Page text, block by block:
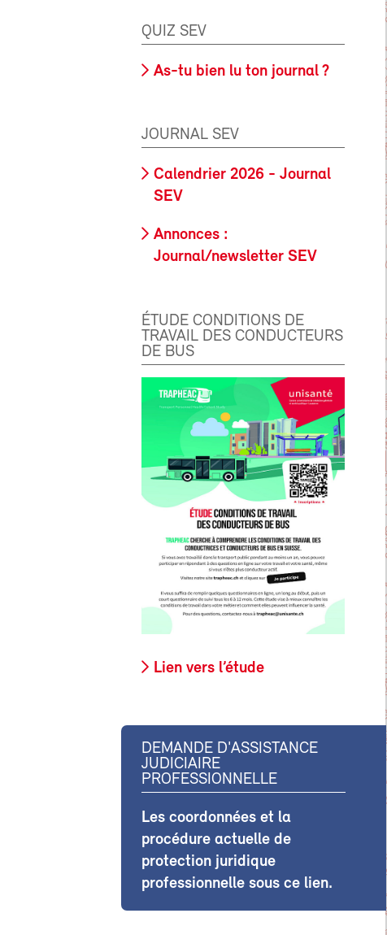
QUIZ SEV
As-tu bien lu ton journal ?
JOURNAL SEV
Calendrier 2026 - Journal
SEV
Annonces :
Journal/newsletter SEV
ÉTUDE CONDITIONS DE
TRAVAIL DES CONDUCTEURS
DE BUS
Lien vers l’étude
DEMANDE D'ASSISTANCE
JUDICIAIRE
PROFESSIONNELLE
Les coordonnées et la
procédure actuelle de
protection juridique
professionnelle sous ce lien.